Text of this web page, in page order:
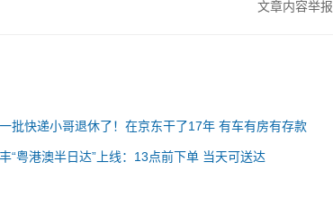
文章内容举报
批快递小哥退休了！在京东干了17年 有车有房有存款
“粤港澳半日达”上线：13点前下单 当天可送达